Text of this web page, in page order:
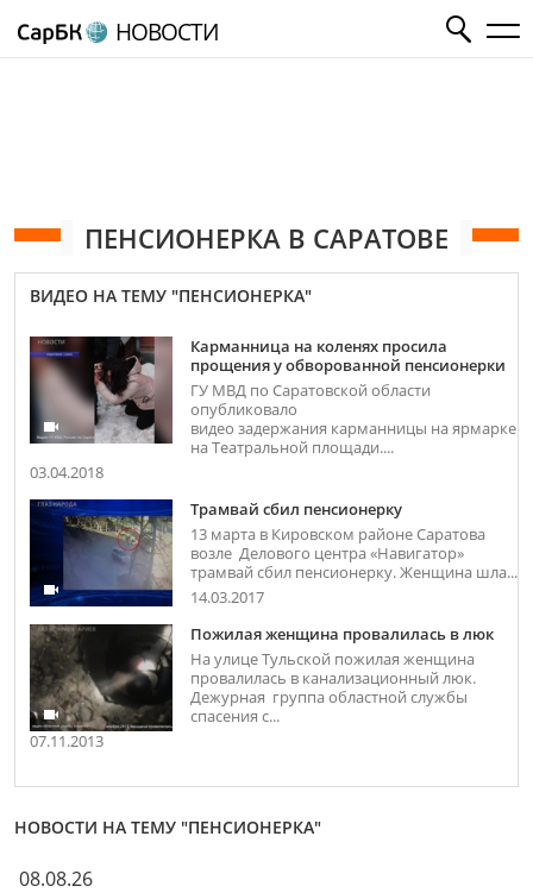
НОВОСТИ
ПЕНСИОНЕРКА В САРАТОВЕ
ВИДЕО НА ТЕМУ "ПЕНСИОНЕРКА"
Карманница на коленях просила
прощения у обворованной пенсионерки
ГУ МВД по Саратовской области
опубликовало
видео задержания карманницы на ярмарке
на Театральной площади....
03.04.2018
Трамвай сбил пенсионерку
13 марта в Кировском районе Саратова
возле Делового центра «Навигатор»
трамвай сбил пенсионерку. Женщина шла...
14.03.2017
Пожилая женщина провалилась в люк
На улице Тульской пожилая женщина
провалилась в канализационный люк.
Дежурная группа областной службы
спасения с...
07.11.2013
НОВОСТИ НА ТЕМУ "ПЕНСИОНЕРКА"
08.08.26